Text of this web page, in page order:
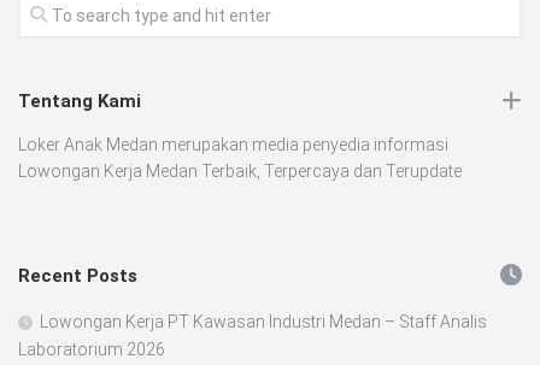
Tentang Kami
Loker Anak Medan merupakan media penyedia informasi
Lowongan Kerja Medan Terbaik, Terpercaya dan Terupdate
Recent Posts
Lowongan Kerja PT Kawasan Industri Medan – Staff Analis
Laboratorium 2026